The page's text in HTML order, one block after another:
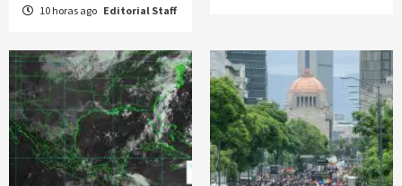
10 horas ago Editorial Staff